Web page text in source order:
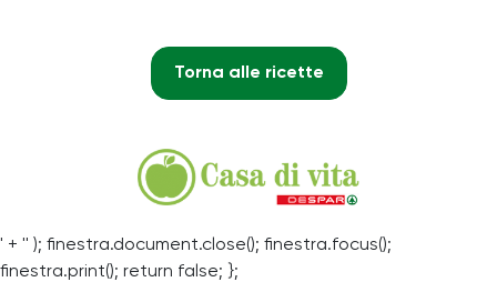
Torna alle ricette
' + '' ); finestra.document.close(); finestra.focus();
finestra.print(); return false; };